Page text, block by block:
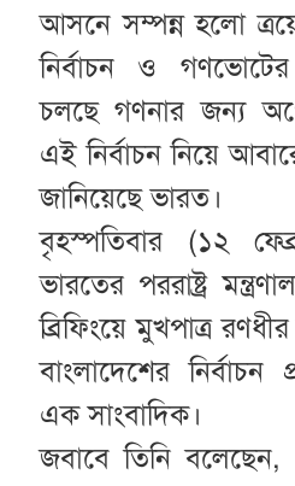
আসনে সম্পন্ন হলো
নির্বাচন ও
চলছে গণনার জন্য
এই নির্বাচন নিয়ে
জানিয়েছে ভারত।
বৃহস্পতিবার (১২
ভারতের পররাষ্ট্র
ব্রিফিংয়ে মুখপাত্র
বাংলাদেশের
এক সাংবাদিক।
জবাবে তিনি